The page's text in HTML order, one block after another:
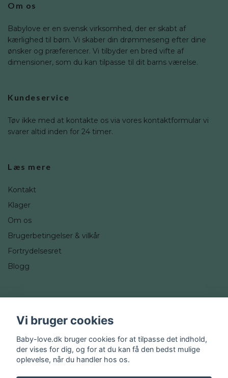
Om os
Babylove er en svensk virksomhed, der er skabt af
kærlighed til børn. Vi skaber din drømmeseng efter dine
ønsker og præferencer. Vi tilbyder en bred vifte af
dimensioner, som du kan tilpasse til dit barns værelse.
Kundeservice
Tøv ikke med at kontakte os via vores kontaktformular vi
svarer altid inden for 24 timer.
Læs mere
Kontakt
Klager
Om os
Brugerbetingelser & vilkår
Fortrydelsesret
Blogg
Instagram
Vi bruger cookies
Baby-love.dk bruger cookies for at tilpasse det indhold,
der vises for dig, og for at du kan få den bedst mulige
oplevelse, når du handler hos os.